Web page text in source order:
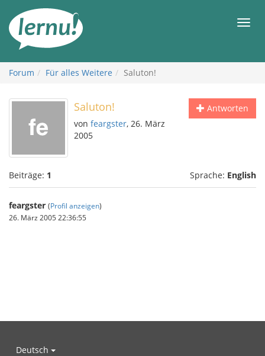
Inhalt
Forum Für alles Weitere Saluton!
Antworten
Saluton!
von feargster, 26. März
2005
Beiträge: 1 Sprache: English
feargster (Profil anzeigen)
26. März 2005 22:36:55
Deutsch